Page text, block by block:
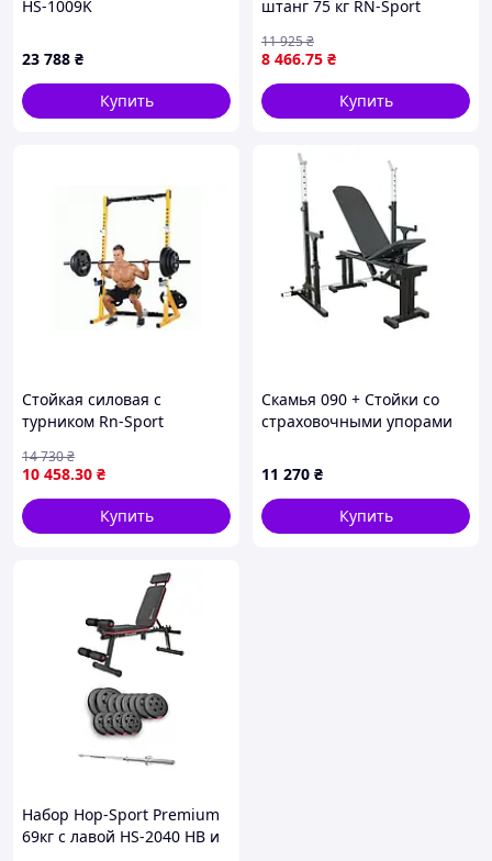
HS-1009K
23 788 ₴
Купить
штанг 75 кг RN-Sport
8 466.75 ₴
11 925₴
Купить
Стойкая силовая с
турником Rn-Sport
10 458.30 ₴
14 730₴
Купить
Скамья 090 + Стойки со
страховочными упорами
11 270 ₴
Купить
Набор Hop-Sport Premium
69кг с лавой HS-2040 HB и